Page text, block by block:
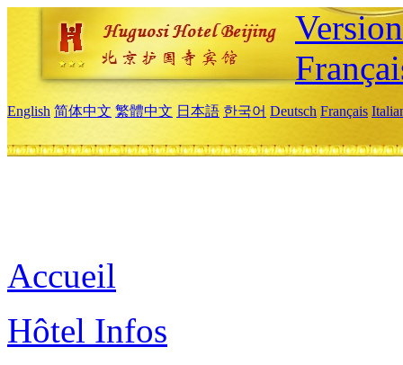
English 简体中文 繁體中文 日本語 한국어 Deutsch Français
Accueil
Hôtel Infos